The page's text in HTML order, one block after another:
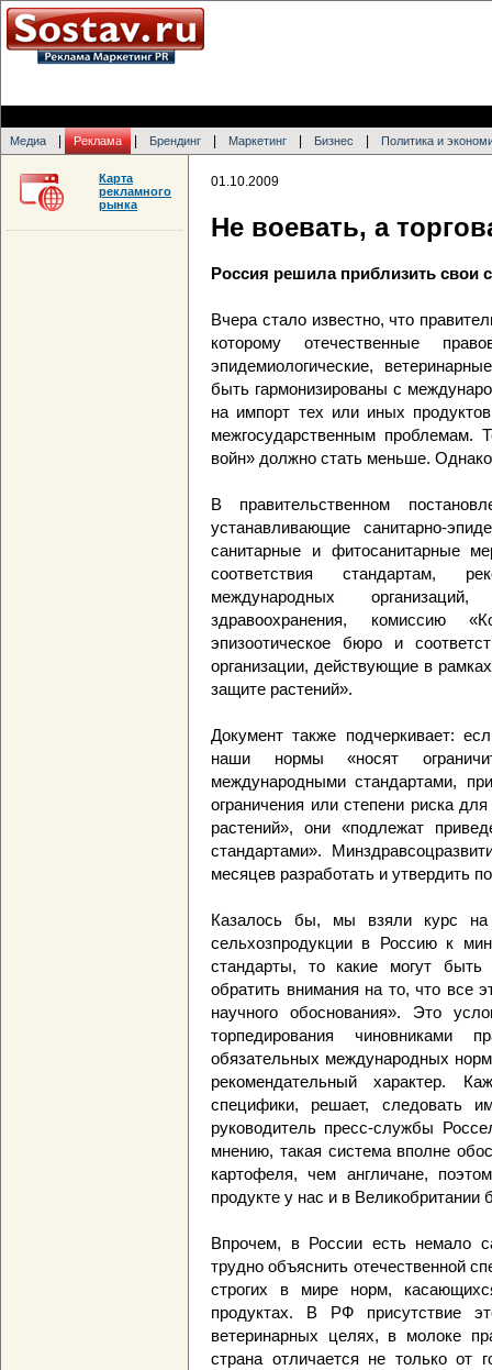
Медиа Реклама Брендинг Маркетинг Бизнес Политика и
01.10.2009
Не воевать, а
Россия решила приблизить свои
Вчера стало известно, что
которому отечественные
эпидемиологические,
быть гармонизированы с
на импорт тех или иных
межгосударственным проблемам.
войн» должно стать меньше.
В правительственном
устанавливающие санитарно-
санитарные и фитосанитарные
соответствия стандартам,
международных
здравоохранения, комиссию
эпизоотическое бюро и
организации, действующие в
защите растений».
Документ также подчеркивает:
наши нормы «носят
международными стандартами,
ограничения или степени риска
растений», они «подлежат
стандартами».
месяцев разработать и утвердить
Казалось бы, мы взяли курс
сельхозпродукции в Россию к
стандарты, то какие могут
обратить внимания на то, что все
научного обоснования». Это
торпедирования чиновниками
обязательных международных
рекомендательный характер.
специфики, решает, следовать
руководитель пресс-службы
мнению, такая система вполне
картофеля, чем англичане,
продукте у нас и в Великобритании
Впрочем, в России есть немало
трудно объяснить отечественной
строгих в мире норм,
продуктах. В РФ присутствие
ветеринарных целях, в молоке
страна отличается не только от
Карта
рекламного
рынка